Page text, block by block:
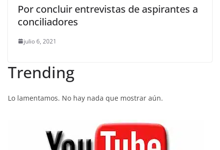
Por concluir entrevistas de aspirantes a
conciliadores
julio 6, 2021
Trending
Lo lamentamos. No hay nada que mostrar aún.